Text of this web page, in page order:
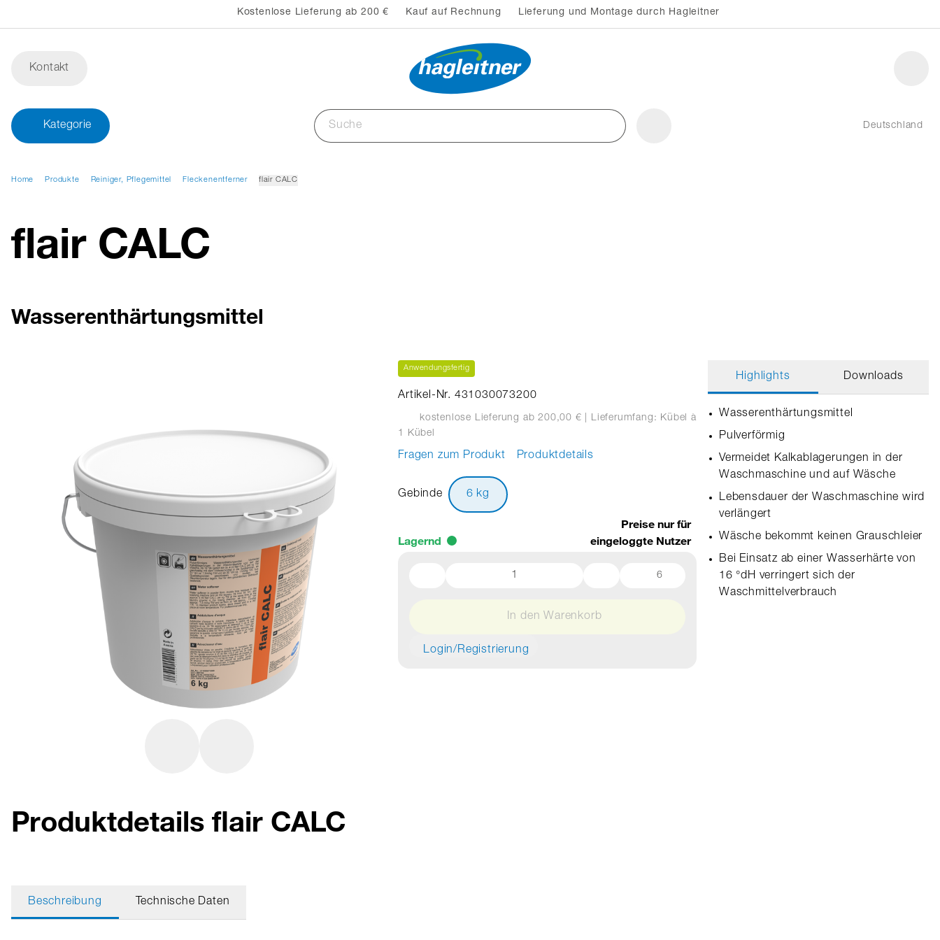
Kostenlose Lieferung ab 200 € Kauf auf Rechnung Lieferung und Montage durch Hagleitner
Kontakt
Kategorie Deutschland
Home Produkte Reiniger, Pflegemittel Fleckenentferner flair CALC
flair CALC
Wasserenthärtungsmittel
Anwendungsfertig
Artikel-Nr. 431030073200
kostenlose Lieferung ab 200,00 € | Lieferumfang: Kübel
à
1 Kübel
Fragen zum Produkt Produktdetails
Gebinde 6 kg
Lagernd
Preise nur für
eingeloggte Nutzer
6
In den Warenkorb
Login/Registrierung
Highlights Downloads
Wasserenthärtungsmittel
Pulverförmig
Vermeidet Kalkablagerungen in der
Waschmaschine und auf Wäsche
Lebensdauer der Waschmaschine wird
verlängert
Wäsche bekommt keinen Grauschleier
Bei Einsatz ab einer Wasserhärte von
16 °dH verringert sich der
Waschmittelverbrauch
Produktdetails flair CALC
Beschreibung Technische Daten